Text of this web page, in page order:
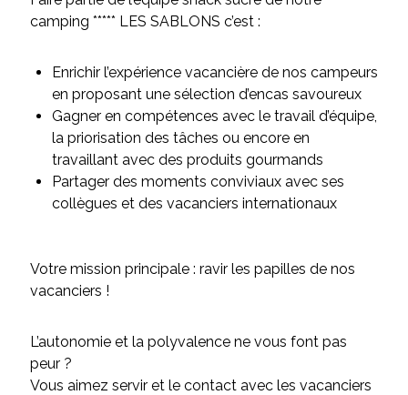
camping ***** LES SABLONS c’est :
Enrichir l’expérience vacancière de nos campeurs
en proposant une sélection d’encas savoureux
Gagner en compétences avec le travail d’équipe,
la priorisation des tâches ou encore en
travaillant avec des produits gourmands
Partager des moments conviviaux avec ses
collègues et des vacanciers internationaux
Votre mission principale : ravir les papilles de nos
vacanciers !
L’autonomie et la polyvalence ne vous font pas
peur ?
Vous aimez servir et le contact avec les vacanciers